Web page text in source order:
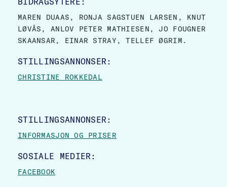
MAREN DUAAS, RONJA SAGSTUEN LARSEN, KNUT
LØVÅS, ANLOV PETER MATHIESEN, JO FOUGNER
SKAANSAR, EINAR STRAY, TELLEF ØGRIM.
STILLINGSANNONSER:
CHRISTINE ROKKEDAL
STILLINGSANNONSER:
INFORMASJON OG PRISER
SOSIALE MEDIER:
FACEBOOK